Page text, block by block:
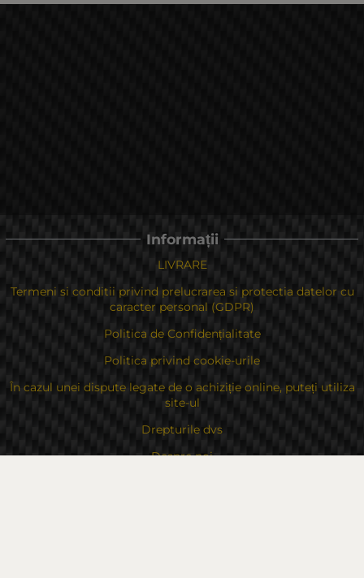
Informații
LIVRARE
Termeni si conditii privind prelucrarea si protectia datelor cu
caracter personal (GDPR)
Politica de Confidențialitate
Politica privind cookie-urile
În cazul unei dispute legate de o achiziție online, puteți utiliza
site-ul
Drepturile dvs
Despre noi